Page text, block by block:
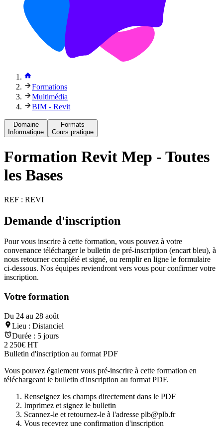
Formations
Multimédia
BIM - Revit
Domaine
Informatique
Formats
Cours pratique
Formation Revit Mep - Toutes
les Bases
REF : REVI
Demande d'inscription
Pour vous inscrire à cette formation, vous pouvez à votre
convenance télécharger le bulletin de pré-inscription (encart bleu), à
nous retourner complété et signé, ou remplir en ligne le formulaire
ci-dessous. Nos équipes reviendront vers vous pour confirmer votre
inscription.
Votre formation
Du 24 au 28 août
Lieu : Distanciel
Durée : 5 jours
2 250€ HT
Bulletin d'inscription au format PDF
Vous pouvez également vous pré-inscrire à cette formation en
téléchargeant le bulletin d'inscription au format PDF.
Renseignez les champs directement dans le PDF
Imprimez et signez le bulletin
Scannez-le et retournez-le à l'adresse plb@plb.fr
Vous recevrez une confirmation d'inscription